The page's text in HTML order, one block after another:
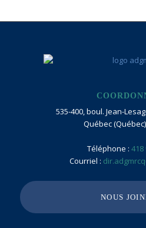
535-400, boul. Jean-
Québec
Téléphone : 418
Courriel :
NOUS